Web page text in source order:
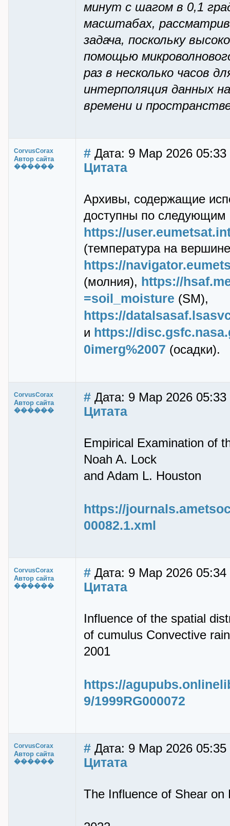
минут с шагом в 0,1
масштабах,
задача, поскольку
помощью
раз в несколько часов
интерполяция данных
времени и
CorvusCorax
Автор сайта
������
# Дата: 9 Мар 2026 05:33
Цитата
Архивы, содержащие
доступны по следующим
https://
(температура на
https://
(молния), https://
=soil_moisture (SM),
https://
и https://
0imerg%2007 (осадки).
CorvusCorax
Автор сайта
������
# Дата: 9 Мар 2026 05:33
Цитата
Empirical Examination of
Noah A. Lock
and Adam L. Houston
https://
00082.1.xml
CorvusCorax
Автор сайта
������
# Дата: 9 Мар 2026 05:34
Цитата
Influence of the spatial
of cumulus Convective
2001
https://
9/1999RG000072
CorvusCorax
Автор сайта
������
# Дата: 9 Мар 2026 05:35
Цитата
The Influence of Shear